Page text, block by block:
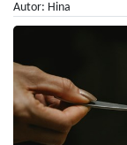
Autor: Hina